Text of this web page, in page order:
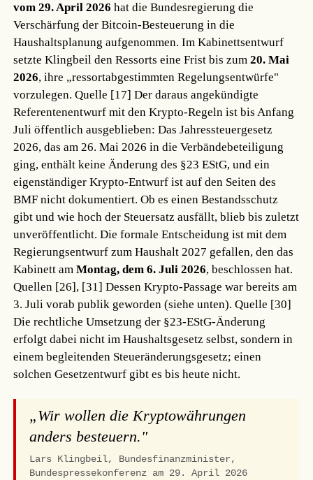
vom 29. April 2026 hat die Bundesregierung die
Verschärfung der Bitcoin-Besteuerung in die
Haushaltsplanung aufgenommen. Im Kabinettsentwurf
setzte Klingbeil den Ressorts eine Frist bis zum20. Mai
2026, ihre „ressortabgestimmten Regelungsentwürfe"
vorzulegen.Quelle [17] Der daraus angekündigte
Referentenentwurf mit den Krypto-Regeln ist bis Anfang
Juli öffentlich ausgeblieben: Das Jahressteuergesetz
2026, das am 26. Mai 2026 in die Verbändebeteiligung
ging, enthält keine Änderung des §23 EStG, und ein
eigenständiger Krypto-Entwurf ist auf den Seiten des
BMF nicht dokumentiert. Ob es einen Bestandsschutz
gibt und wie hoch der Steuersatz ausfällt, blieb bis zuletzt
unveröffentlicht. Die formale Entscheidung ist mit dem
Regierungsentwurf zum Haushalt 2027 gefallen, den das
Kabinett amMontag, dem 6. Juli 2026, beschlossen hat.
Quellen [26], [31] Dessen Krypto-Passage war bereits am
3. Juli vorab publik geworden (siehe unten).Quelle [30]
Die rechtliche Umsetzung der §23-EStG-Änderung
erfolgt dabei nicht im Haushaltsgesetz selbst, sondern in
einem begleitenden Steueränderungsgesetz; einen
solchen Gesetzentwurf gibt es bis heute nicht.
„Wir wollen die Kryptowährungen
anders besteuern."
Lars Klingbeil, Bundesfinanzminister,
Bundespressekonferenz am 29. April 2026